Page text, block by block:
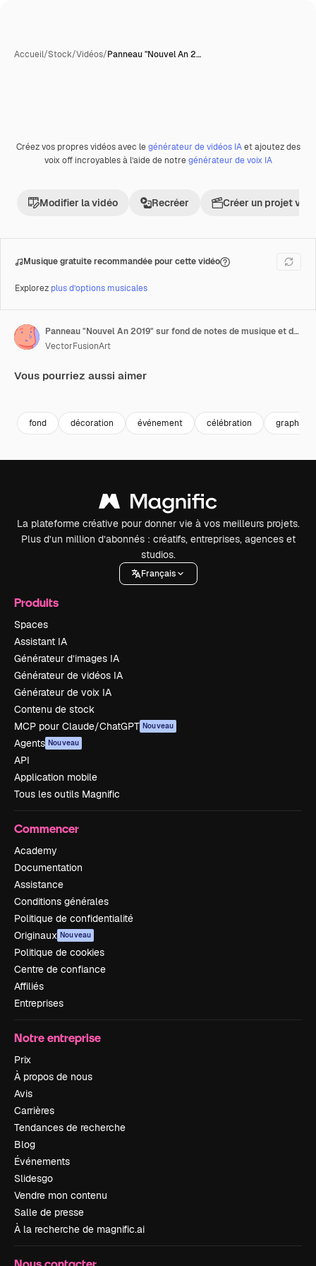
Accueil/Stock/Vidéos/Panneau "Nouvel An 2…
PremiumGénérée par l’IA
Créez vos propres vidéos avec legénérateur de vidéos IAet ajoutez des
voix off incroyables à l’aide de notregénérateur de voix IA
Modifier la vidéo Recréer Créer un projet
Musique gratuite recommandée pour cette vidéo
Explorez plus d’options musicales
Panneau "Nouvel An 2019" sur fond de notes de musique et de lumière dorée 4K
VectorFusionArt
Vous pourriez aussi aimer
fond décoration événement célébration graphique
La plateforme créative pour donner vie à vos meilleurs projets.
Plus d’un million d’abonnés : créatifs, entreprises, agences et
studios.
Français
Produits
Spaces
Assistant IA
Générateur d’images IA
Générateur de vidéos IA
Générateur de voix IA
Contenu de stock
MCP pour Claude/ChatGPT Nouveau
Agents Nouveau
API
Application mobile
Tous les outils Magnific
Commencer
Academy
Documentation
Assistance
Conditions générales
Politique de confidentialité
Originaux Nouveau
Politique de cookies
Centre de confiance
Affiliés
Entreprises
Notre entreprise
Prix
À propos de nous
Avis
Carrières
Tendances de recherche
Blog
Événements
Slidesgo
Vendre mon contenu
Salle de presse
À la recherche de magnific.ai